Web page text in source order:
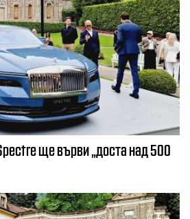
ще върви „доста над 500